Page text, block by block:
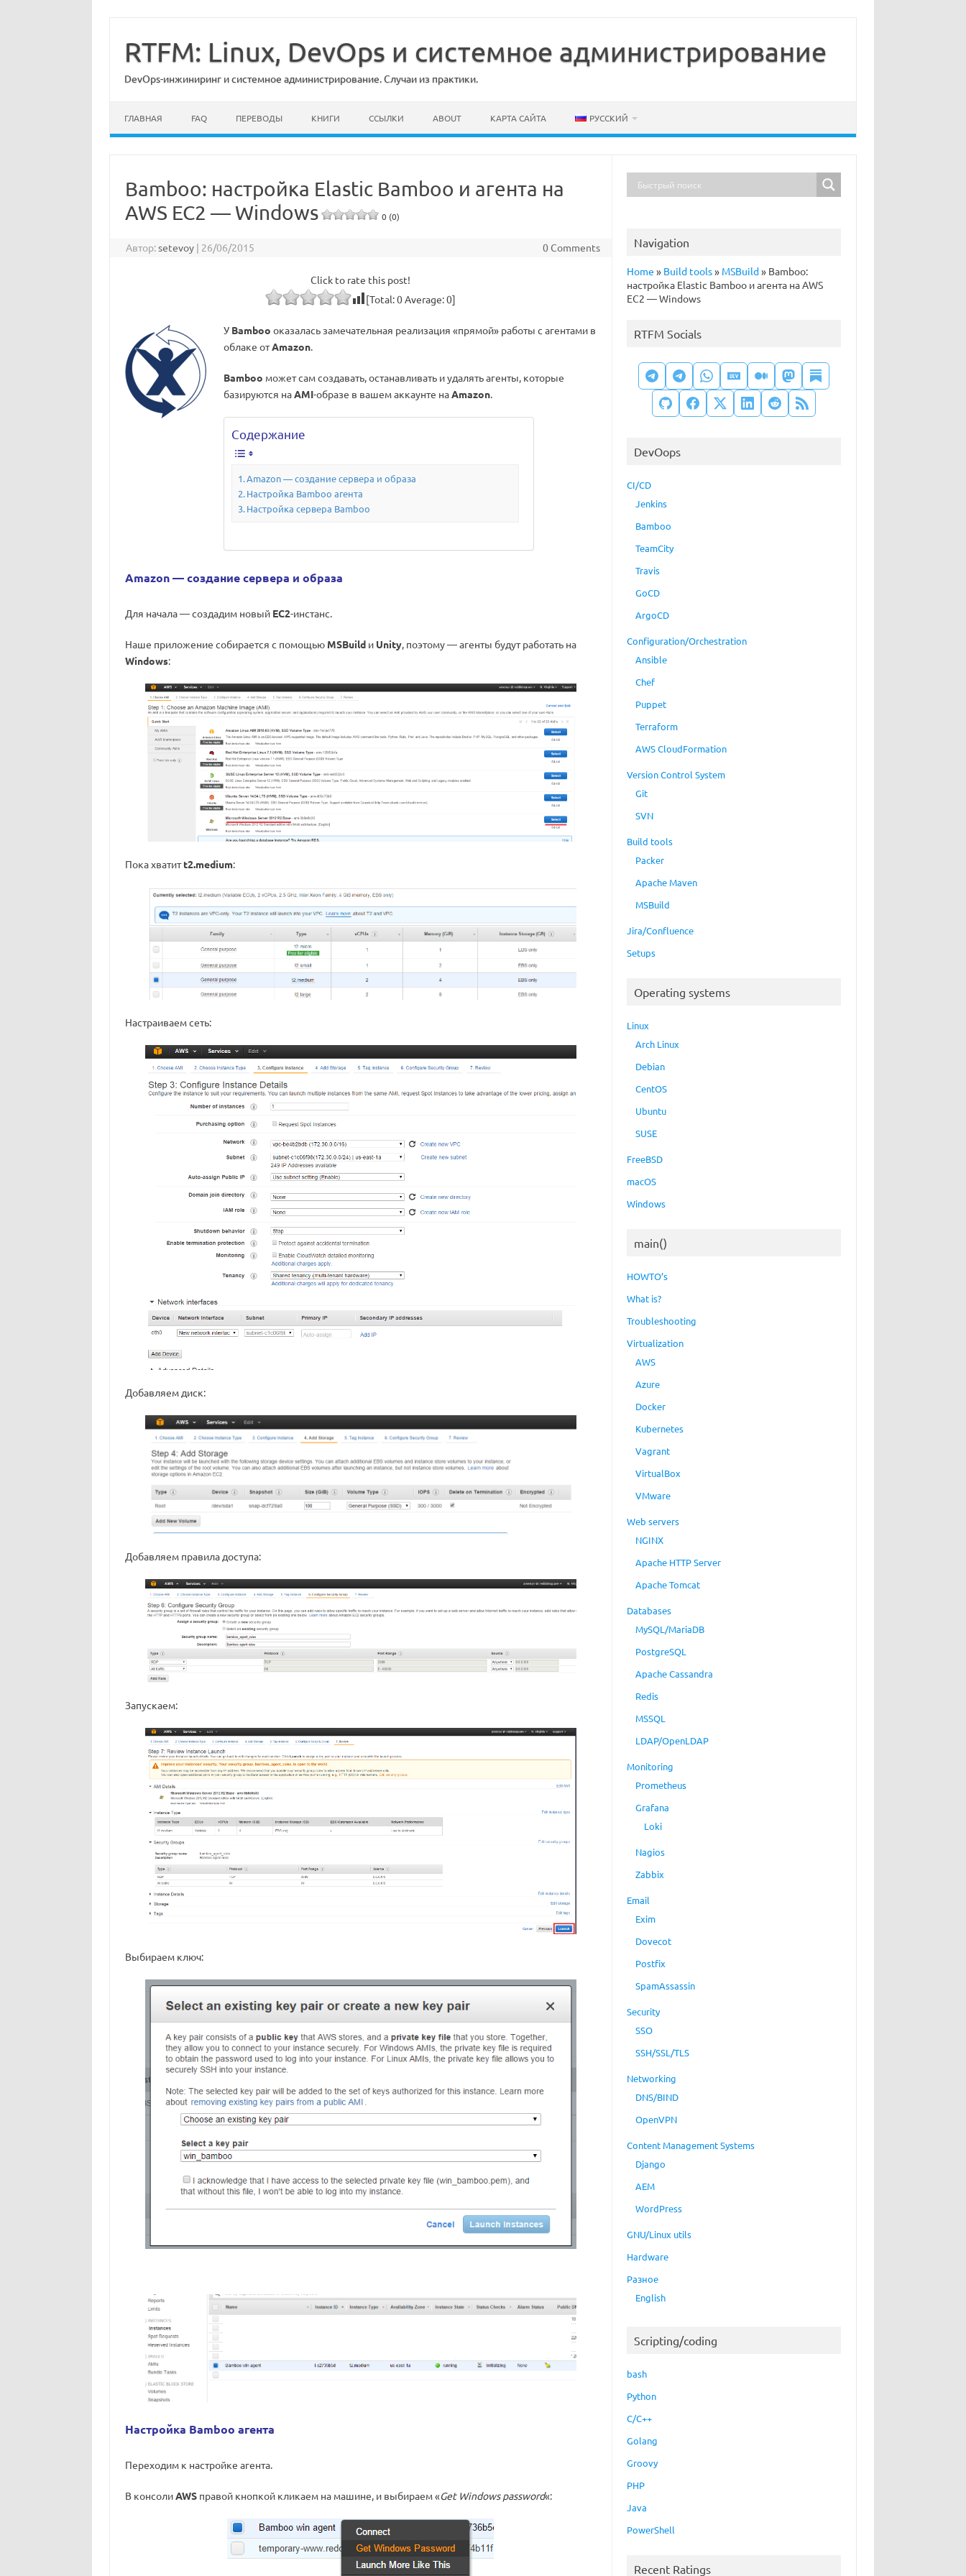
содержимому
RTFM: Linux, DevOps и системное администрирование
DevOps-инжиниринг и системное администрирование. Случаи из практики.
ГЛАВНАЯ FAQ ПЕРЕВОДЫ КНИГИ ССЫЛКИ ABOUT КАРТА САЙТА РУССКИЙ
Bamboo: настройка Elastic Bamboo и агента на
AWS EC2 — Windows
0 (0)
Автор:setevoy | 26/06/2015 0 Comments
Click to rate this post!
[Total:0Average:0]
У Bamboo оказалась замечательная реализация «прямой» работы с агентами в
облаке отAmazon.
Bamboo может сам создавать, останавливать и удалять агенты, которые
базируются наAMI-образе в вашем аккаунте наAmazon.
Содержание
Amazon — создание сервера и образа
Настройка Bamboo агента
Настройка сервера Bamboo
Amazon — создание сервера и образа
Для начала — создадим новый EC2-инстанс.
Наше приложение собирается с помощью MSBuildи Unity, поэтому — агенты будут работать на
Windows:
Пока хватитt2.medium:
Настраиваем сеть:
Добавляем диск:
Добавляем правила доступа:
Запускаем:
Выбираем ключ:
Настройка Bamboo агента
Переходим к настройке агента.
В консолиAWSправой кнопкой кликаем на машине, и выбираем «Get Windows password«:
Navigation
Home » Build tools» MSBuild» Bamboo:
настройка Elastic Bamboo и агента на AWS
EC2 — Windows
RTFM Socials
DevOops
CI/CD
Jenkins
Bamboo
TeamCity
Travis
GoCD
ArgoCD
Configuration/Orchestration
Ansible
Chef
Puppet
Terraform
AWS CloudFormation
Version Control System
Git
SVN
Build tools
Packer
Apache Maven
MSBuild
Jira/Confluence
Setups
Operating systems
Linux
Arch Linux
Debian
CentOS
Ubuntu
SUSE
FreeBSD
macOS
Windows
main()
HOWTO’s
What is?
Troubleshooting
Virtualization
AWS
Azure
Docker
Kubernetes
Vagrant
VirtualBox
VMware
Web servers
NGINX
Apache HTTP Server
Apache Tomcat
Databases
MySQL/MariaDB
PostgreSQL
Apache Cassandra
Redis
MSSQL
LDAP/OpenLDAP
Monitoring
Prometheus
Grafana
Loki
Nagios
Zabbix
Email
Exim
Dovecot
Postfix
SpamAssassin
Security
SSO
SSH/SSL/TLS
Networking
DNS/BIND
OpenVPN
Content Management Systems
Django
AEM
WordPress
GNU/Linux utils
Hardware
Разное
English
Scripting/coding
bash
Python
C/C++
Golang
Groovy
PHP
Java
PowerShell
Recent Ratings